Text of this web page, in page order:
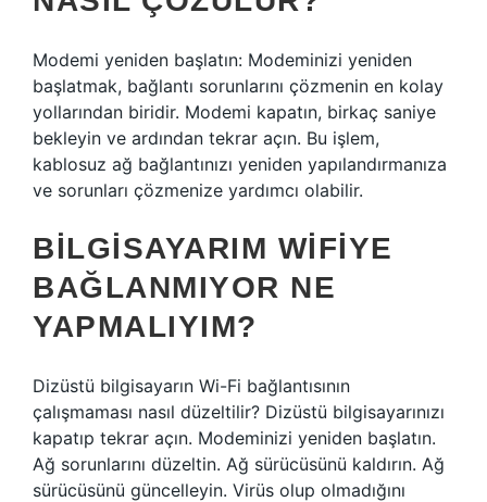
Modemi yeniden başlatın: Modeminizi yeniden
başlatmak, bağlantı sorunlarını çözmenin en kolay
yollarından biridir. Modemi kapatın, birkaç saniye
bekleyin ve ardından tekrar açın. Bu işlem,
kablosuz ağ bağlantınızı yeniden yapılandırmanıza
ve sorunları çözmenize yardımcı olabilir.
BILGISAYARIM WIFIYE
BAĞLANMIYOR NE
YAPMALIYIM?
Dizüstü bilgisayarın Wi-Fi bağlantısının
çalışmaması nasıl düzeltilir? Dizüstü bilgisayarınızı
kapatıp tekrar açın. Modeminizi yeniden başlatın.
Ağ sorunlarını düzeltin. Ağ sürücüsünü kaldırın. Ağ
sürücüsünü güncelleyin. Virüs olup olmadığını